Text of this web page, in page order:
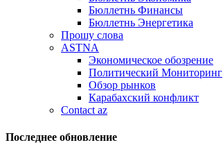
Бюллетнь Финансы
Бюллетнь Энергетика
Прошу слова
ASTNA
Экономическое обозрение
Политический Мониторинг
Обзор рынков
Карабахский конфликт
Contact az
Последнее обновление